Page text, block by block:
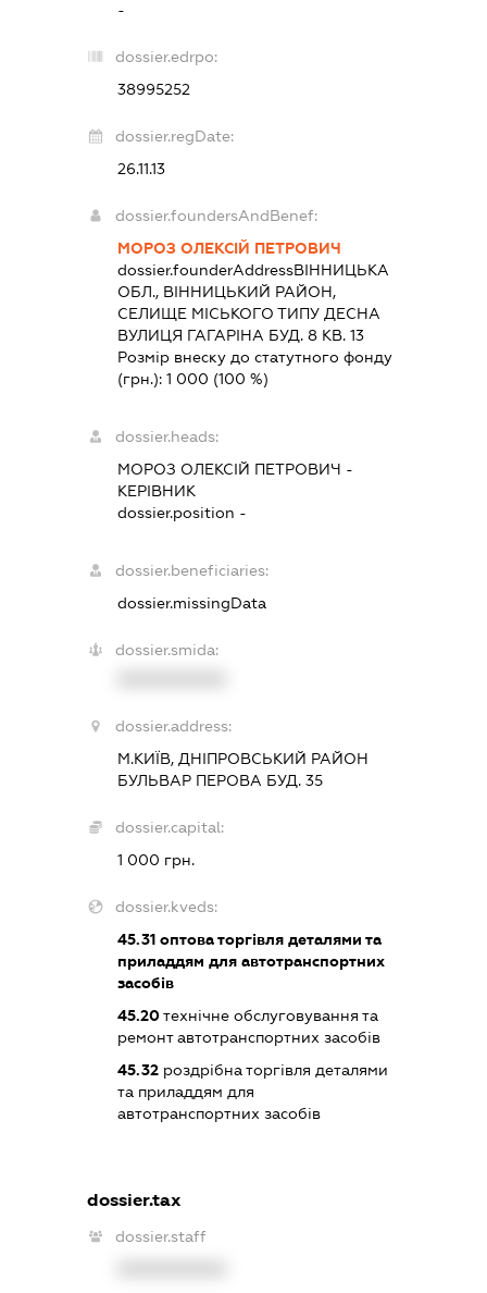
-
dossier.edrpo:
38995252
dossier.regDate:
26.11.13
dossier.foundersAndBenef:
МОРОЗ ОЛЕКСІЙ ПЕТРОВИЧ
dossier.founderAddressВІННИЦЬКА
ОБЛ., ВІННИЦЬКИЙ РАЙОН,
СЕЛИЩЕ МІСЬКОГО ТИПУ ДЕСНА
ВУЛИЦЯ ГАГАРІНА БУД. 8 КВ. 13
Розмір внеску до статутного фонду
(грн.):1 000 (100 %)
dossier.heads:
МОРОЗ ОЛЕКСІЙ ПЕТРОВИЧ -
КЕРІВНИК
dossier.position -
dossier.beneficiaries:
dossier.missingData
dossier.smida:
dossier.address:
М.КИЇВ, ДНІПРОВСЬКИЙ РАЙОН
БУЛЬВАР ПЕРОВА БУД. 35
dossier.capital:
1 000 грн.
dossier.kveds:
45.31 оптова торгівля деталями та
приладдям для автотранспортних
засобів
45.20технічне обслуговування та
ремонт автотранспортних засобів
45.32 роздрібна торгівля деталями
та приладдям для
автотранспортних засобів
dossier.tax
dossier.staff